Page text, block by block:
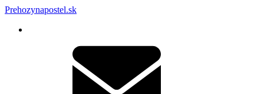
Prehozynapostel.sk